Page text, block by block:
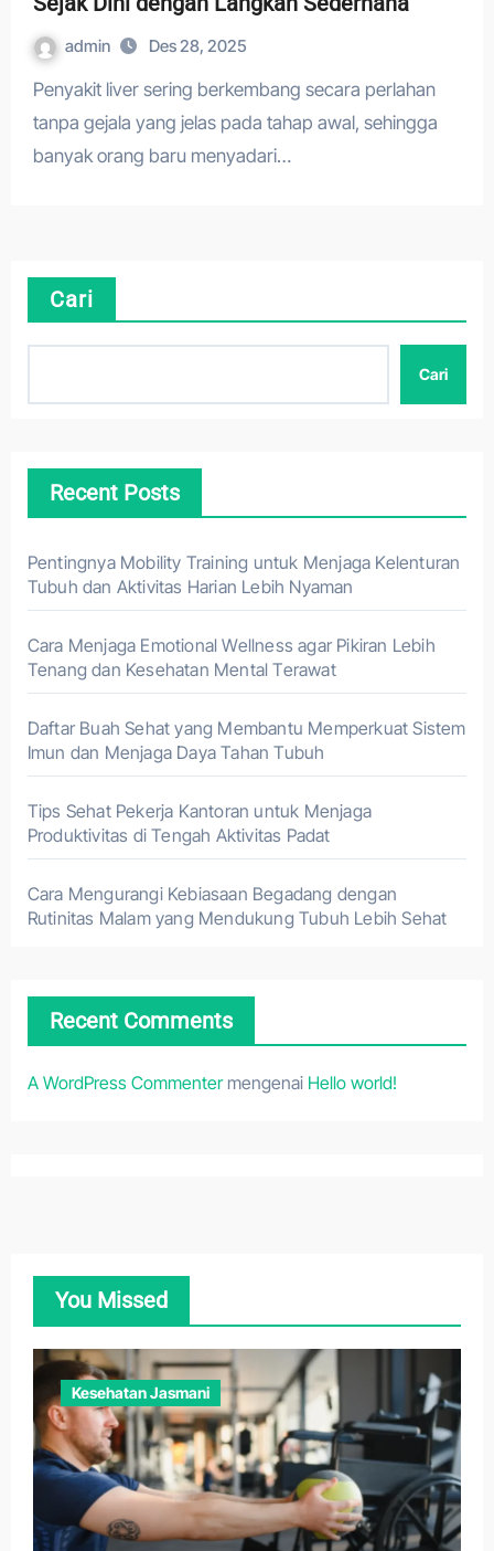
admin Des 28, 2025
Penyakit liver sering berkembang secara perlahan
tanpa gejala yang jelas pada tahap awal, sehingga
banyak orang baru menyadari…
Cari
Cari
Recent Posts
Pentingnya Mobility Training untuk Menjaga Kelenturan
Tubuh dan Aktivitas Harian Lebih Nyaman
Cara Menjaga Emotional Wellness agar Pikiran Lebih
Tenang dan Kesehatan Mental Terawat
Daftar Buah Sehat yang Membantu Memperkuat Sistem
Imun dan Menjaga Daya Tahan Tubuh
Tips Sehat Pekerja Kantoran untuk Menjaga
Produktivitas di Tengah Aktivitas Padat
Cara Mengurangi Kebiasaan Begadang dengan
Rutinitas Malam yang Mendukung Tubuh Lebih Sehat
Recent Comments
A WordPress Commentermengenai Hello world!
You Missed
Kesehatan Jasmani